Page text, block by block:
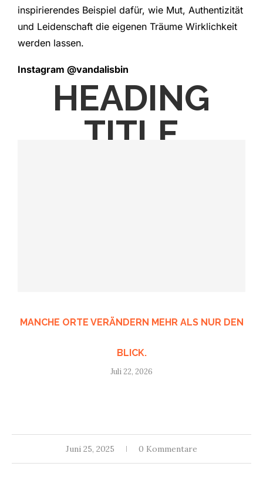
inspirierendes Beispiel dafür, wie Mut, Authentizität
und Leidenschaft die eigenen Träume Wirklichkeit
werden lassen.
Instagram @vandalisbin
Vandalisbin auf Spotify hören
HEADING
TITLE
MANCHE ORTE VERÄNDERN MEHR ALS NUR DEN
BLICK.
Juli 22, 2026
Juni 25, 2025 0 Kommentare